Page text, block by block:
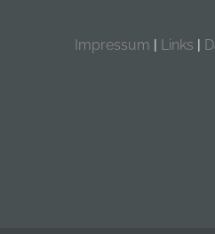
Impressum | Links |